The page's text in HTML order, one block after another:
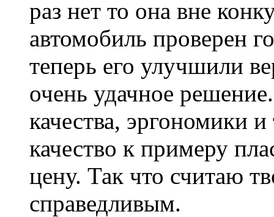
раз нет то она вне
автомобиль проверен
теперь его улучшили
очень удачное
качества, эргономики
качество к примеру
цену. Так что считаю
справедливым.